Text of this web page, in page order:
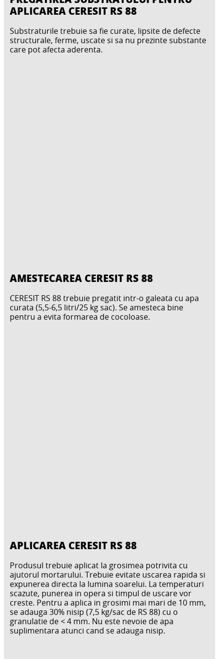
APLICAREA CERESIT RS 88
Substraturile trebuie sa fie curate, lipsite de defecte
structurale, ferme, uscate si sa nu prezinte substante
care pot afecta aderenta.
AMESTECAREA CERESIT RS 88
CERESIT RS 88 trebuie pregatit intr-o galeata cu apa
curata (5,5-6,5 litri/25 kg sac). Se amesteca bine
pentru a evita formarea de cocoloase.
APLICAREA CERESIT RS 88
Produsul trebuie aplicat la grosimea potrivita cu
ajutorul mortarului. Trebuie evitate uscarea rapida si
expunerea directa la lumina soarelui. La temperaturi
scazute, punerea in opera si timpul de uscare vor
creste. Pentru a aplica in grosimi mai mari de 10 mm,
se adauga 30% nisip (7,5 kg/sac de RS 88) cu o
granulatie de < 4 mm. Nu este nevoie de apa
suplimentara atunci cand se adauga nisip.